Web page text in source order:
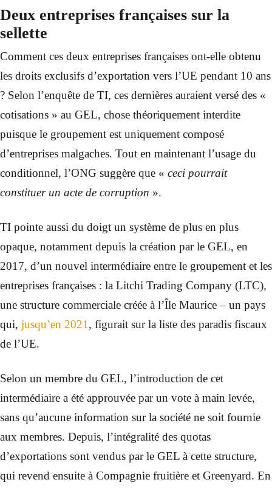
Deux entreprises françaises sur la
sellette
Comment ces deux entreprises françaises ont-elle obtenu
les droits exclusifs d’exportation vers l’UE pendant 10 ans
? Selon l’enquête de TI, ces dernières auraient versé des «
cotisations » au GEL, chose théoriquement interdite
puisque le groupement est uniquement composé
d’entreprises malgaches. Tout en maintenant l’usage du
conditionnel, l’ONG suggère que « ceci pourrait
constituer un acte de corruption ».
TI pointe aussi du doigt un système de plus en plus
opaque, notamment depuis la création par le GEL, en
2017, d’un nouvel intermédiaire entre le groupement et les
entreprises françaises : la Litchi Trading Company (LTC),
une structure commerciale créée à l’Île Maurice – un pays
qui, jusqu’en 2021, figurait sur la liste des paradis fiscaux
de l’UE.
Selon un membre du GEL, l’introduction de cet
intermédiaire a été approuvée par un vote à main levée,
sans qu’aucune information sur la société ne soit fournie
aux membres. Depuis, l’intégralité des quotas
d’exportations sont vendus par le GEL à cette structure,
qui revend ensuite à Compagnie fruitière et Greenyard. En